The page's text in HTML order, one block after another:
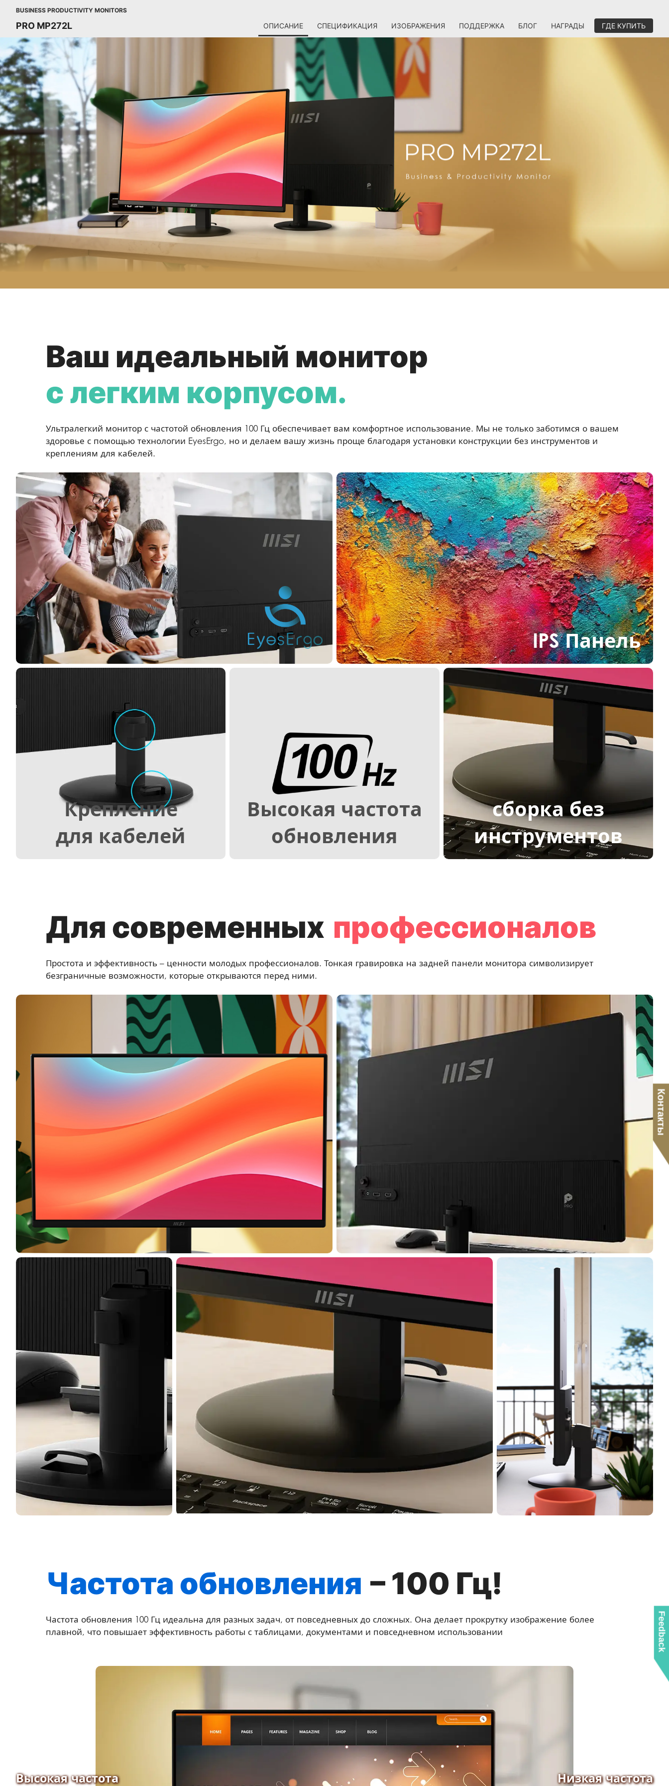
BUSINESS PRODUCTIVITY MONITORS
PRO MP272L ОПИСАНИЕ СПЕЦИФИКАЦИЯ ИЗОБРАЖЕНИЯ ПОДДЕРЖКА БЛОГ НАГРАДЫ ГДЕ КУПИТЬ
Ваш идеальный монитор
с легким корпусом.
Ультралегкий монитор с частотой обновления 100 Гц обеспечивает вам комфортное использование. Мы не только заботимся о вашем
здоровье с помощью технологии EyesErgo, но и делаем вашу жизнь проще благодаря установки конструкции без инструментов и
креплениям для кабелей.
Крепление
для кабелей
Высокая частота
обновления
сборка без
инструментов
IPS Панель
Для современных профессионалов
Простота и эффективность – ценности молодых профессионалов. Тонкая гравировка на задней панели монитора символизирует
безграничные возможности, которые открываются перед ними.
Частота обновления – 100 Гц!
Частота обновления 100 Гц идеальна для разных задач, от повседневных до сложных. Она делает прокрутку изображение более
плавной, что повышает эффективность работы с таблицами, документами и повседневном использовании
Высокая частота Низкая частота
Контакты
Feedback